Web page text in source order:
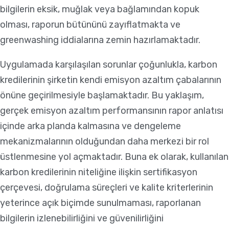
bilgilerin eksik, muğlak veya bağlamından kopuk
olması, raporun bütününü zayıflatmakta ve
greenwashing iddialarına zemin hazırlamaktadır.
Uygulamada karşılaşılan sorunlar çoğunlukla, karbon
kredilerinin şirketin kendi emisyon azaltım çabalarının
önüne geçirilmesiyle başlamaktadır. Bu yaklaşım,
gerçek emisyon azaltım performansının rapor anlatısı
içinde arka planda kalmasına ve dengeleme
mekanizmalarının olduğundan daha merkezi bir rol
üstlenmesine yol açmaktadır. Buna ek olarak, kullanılan
karbon kredilerinin niteliğine ilişkin sertifikasyon
çerçevesi, doğrulama süreçleri ve kalite kriterlerinin
yeterince açık biçimde sunulmaması, raporlanan
bilgilerin izlenebilirliğini ve güvenilirliğini